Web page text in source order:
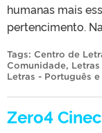
humanas mais
pertencimento.
Tags: Centro de
Comunidade,
Letras - Português
Zero4